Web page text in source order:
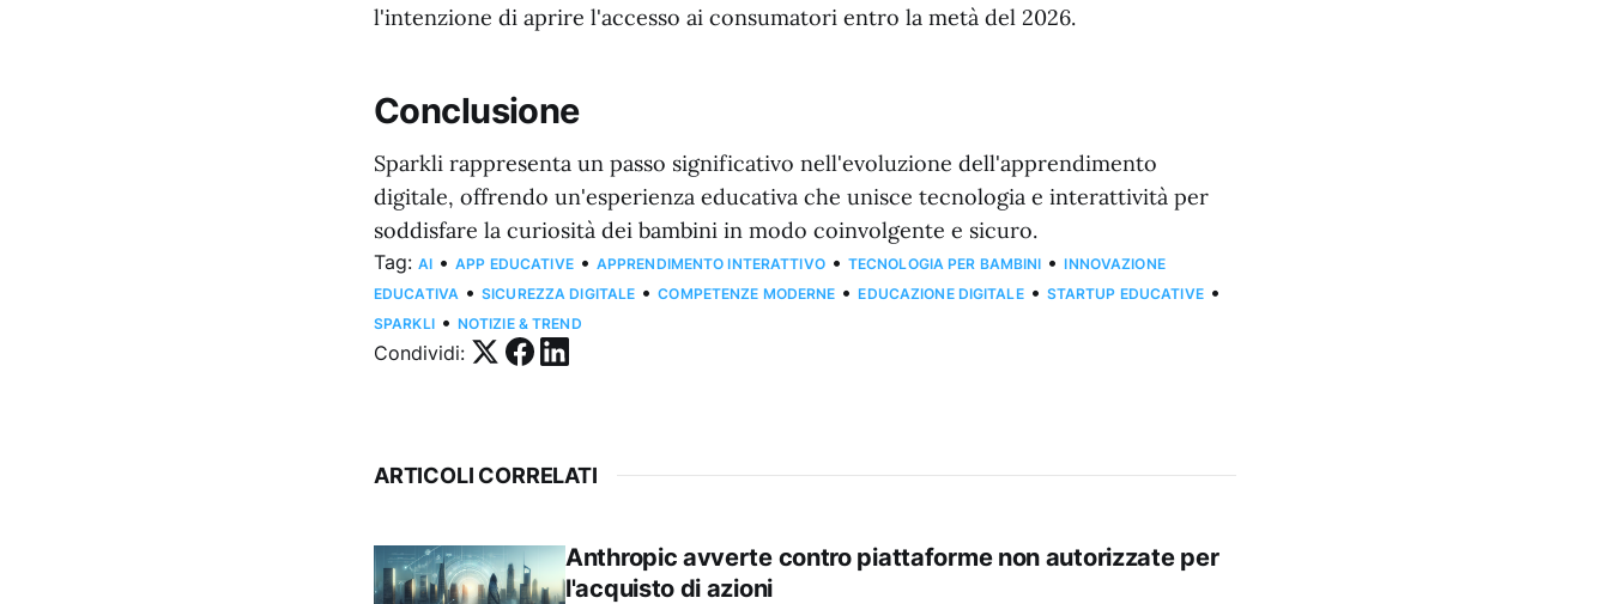
l'intenzione di aprire l'accesso ai consumatori entro la metà del 2026.
Conclusione
Sparkli rappresenta un passo significativo nell'evoluzione dell'apprendimento
digitale, offrendo un'esperienza educativa che unisce tecnologia e interattività per
soddisfare la curiosità dei bambini in modo coinvolgente e sicuro.
Tag: AI • APP EDUCATIVE • APPRENDIMENTO INTERATTIVO • TECNOLOGIA PER BAMBINI • INNOVAZIONE
EDUCATIVA • SICUREZZA DIGITALE • COMPETENZE MODERNE • EDUCAZIONE DIGITALE • STARTUP EDUCATIVE •
SPARKLI • NOTIZIE & TREND
Condividi:
ARTICOLI CORRELATI
Anthropic avverte contro piattaforme non autorizzate per
l'acquisto di azioni